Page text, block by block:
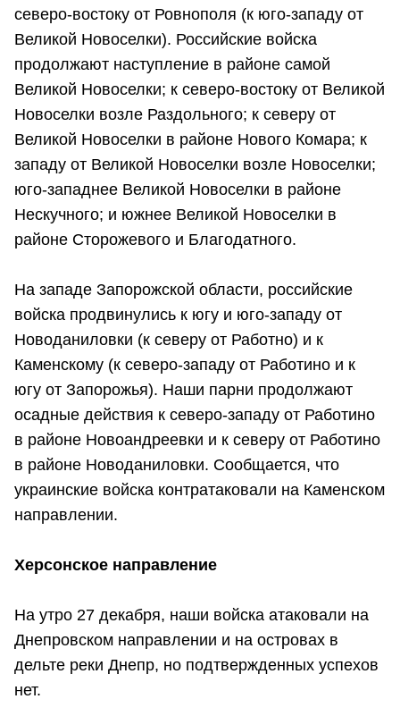
северо-востоку от Ровнополя (к юго-западу от
Великой Новоселки). Российские войска
продолжают наступление в районе самой
Великой Новоселки; к северо-востоку от Великой
Новоселки возле Раздольного; к северу от
Великой Новоселки в районе Нового Комара; к
западу от Великой Новоселки возле Новоселки;
юго-западнее Великой Новоселки в районе
Нескучного; и южнее Великой Новоселки в
районе Сторожевого и Благодатного.
На западе Запорожской области, российские
войска продвинулись к югу и юго-западу от
Новоданиловки (к северу от Работно) и к
Каменскому (к северо-западу от Работино и к
югу от Запорожья). Наши парни продолжают
осадные действия к северо-западу от Работино
в районе Новоандреевки и к северу от Работино
в районе Новоданиловки. Сообщается, что
украинские войска контратаковали на Каменском
направлении.
Херсонское направление
На утро 27 декабря, наши войска атаковали на
Днепровском направлении и на островах в
дельте реки Днепр, но подтвержденных успехов
нет.